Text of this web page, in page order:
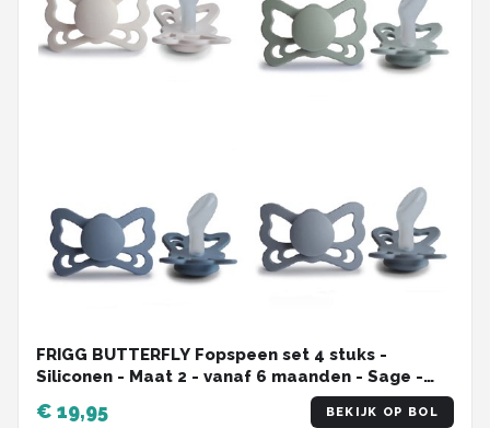
FRIGG BUTTERFLY Fopspeen set 4 stuks -
Siliconen - Maat 2 - vanaf 6 maanden - Sage -
€ 19,95 BEKIJK OP BOL